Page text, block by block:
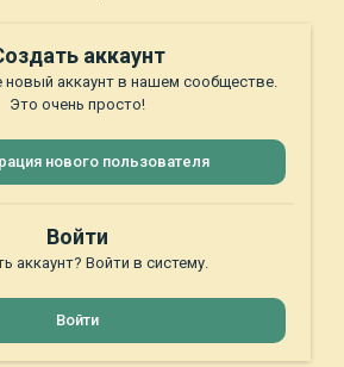
аккаунт
новый аккаунт в нашем сообществе.
Это очень просто!
нового пользователя
Войти
аккаунт? Войти в систему.
Войти